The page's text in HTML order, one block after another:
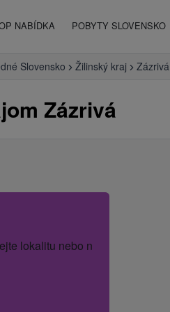
NABÍDKA POBYTY SLOVENSKO
Slovensko Žilinský kraj Zázrivá
Zázrivá
lokalitu nebo název hotelu.